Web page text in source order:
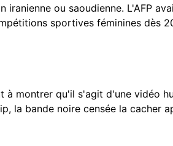
ou saoudienne. L'AFP
sportives féminines dès
montrer qu'il s'agit d'une vidéo
la bande noire censée la cacher